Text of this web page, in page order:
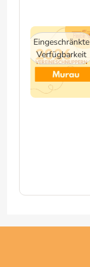
Eingeschränkte
Verfügbarkeit